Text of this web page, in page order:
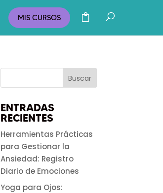
MIS CURSOS
ENTRADAS
RECIENTES
Herramientas Prácticas
para Gestionar la
Ansiedad: Registro
Diario de Emociones
Yoga para Ojos: